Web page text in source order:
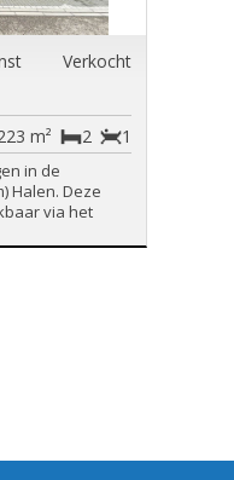
Verkocht
1
2
m²
in de
Halen. Deze
via het